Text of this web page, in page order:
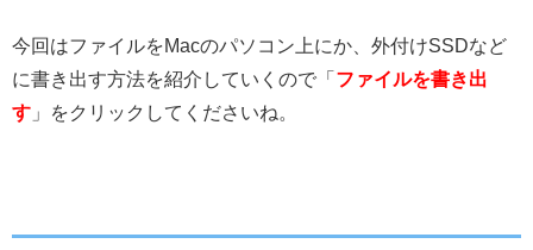
今回はファイルをMacのパソコン上にか、外付けSSDなど
に書き出す方法を紹介していくので「 ファイルを書き出
す 」をクリックしてくださいね。